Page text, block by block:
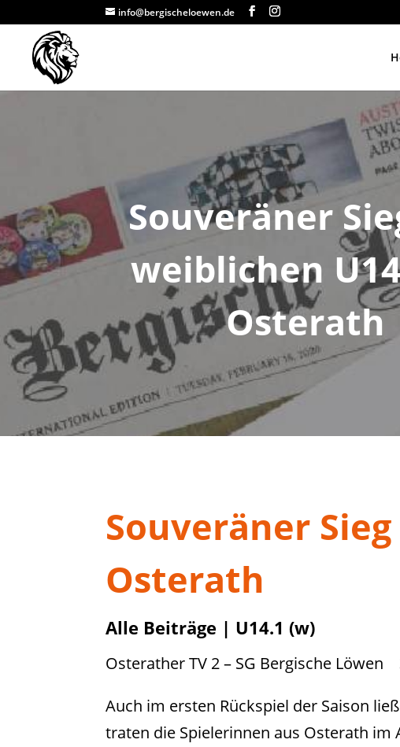
info@bergischeloewen.de
Souveräner
weiblichen
Osterath
Souveräner
Osterath
Alle Beiträge | U14.1 (w)
Osterather TV 2 – SG Bergische Löwen
Auch im ersten Rückspiel der Saison
traten die Spielerinnen aus Osterath